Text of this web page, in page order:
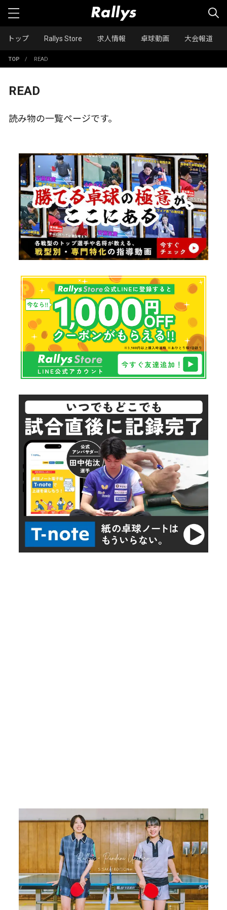
トップ Rallys Store 求人情報 卓球動画 大会報道
TOP / READ
READ
読み物の一覧ページです。